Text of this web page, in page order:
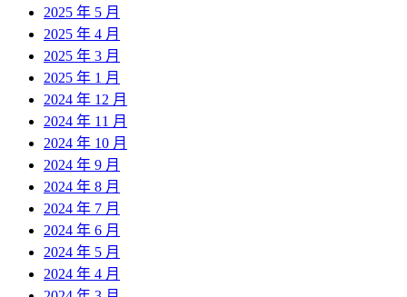
2025 年 5 月
2025 年 4 月
2025 年 3 月
2025 年 1 月
2024 年 12 月
2024 年 11 月
2024 年 10 月
2024 年 9 月
2024 年 8 月
2024 年 7 月
2024 年 6 月
2024 年 5 月
2024 年 4 月